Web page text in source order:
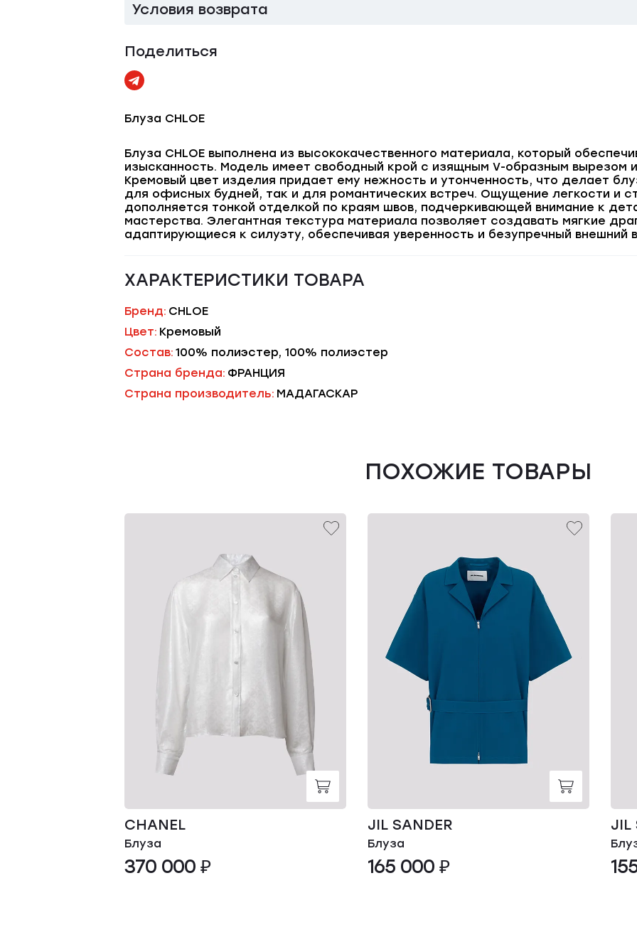
Условия возврата
Поделиться
Блуза CHLOE
Блуза CHLOE выполнена из высококачественного материала, который
изысканность. Модель имеет свободный крой с изящным V-образным вырезом
Кремовый цвет изделия придает ему нежность и утонченность, что делает
для офисных будней, так и для романтических встреч. Ощущение легкости и
дополняется тонкой отделкой по краям швов, подчеркивающей внимание к
мастерства. Элегантная текстура материала позволяет создавать мягкие
адаптирующиеся к силуэту, обеспечивая уверенность и безупречный внешний
ХАРАКТЕРИСТИКИ ТОВАРА
Бренд: CHLOE
Цвет: Кремовый
Состав: 100% полиэстер, 100% полиэстер
Страна бренда: ФРАНЦИЯ
Страна производитель: МАДАГАСКАР
ПОХОЖИЕ ТОВАРЫ
CHANEL
Блуза
370 000 ₽
JIL SANDER
Блуза
165 000 ₽
JIL